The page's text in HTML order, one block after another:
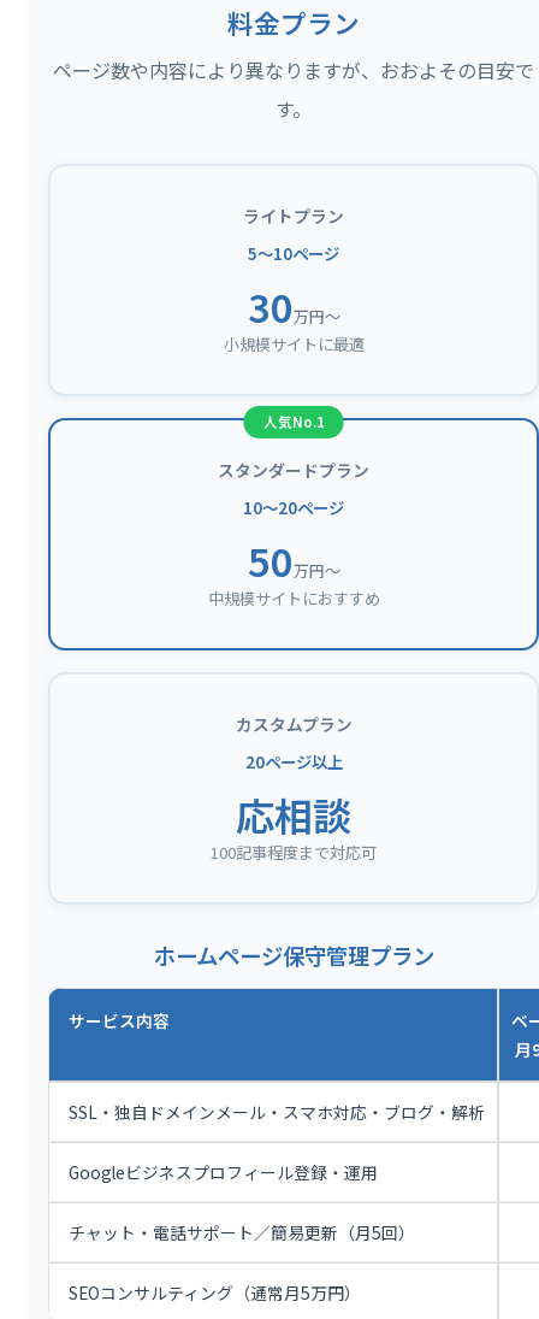
料金プラン
ページ数や内容により異なりますが、おおよその目安で
す。
ライトプラン
5〜10ページ
30万円〜
小規模サイトに最適
スタンダードプラン
10〜20ページ
50万円〜
中規模サイトにおすすめ
カスタムプラン
20ページ以上
応相談
100記事程度まで対応可
ホームページ保守管理プラン
サービス内容
ベ
月
SSL・独自ドメインメール・スマホ対応・ブログ・解析
Googleビジネスプロフィール登録・運用
チャット・電話サポート／簡易更新（月5回）
SEOコンサルティング（通常月5万円）